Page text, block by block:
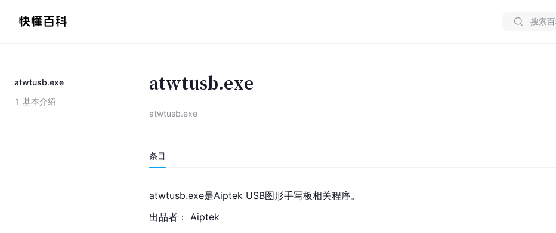
atwtusb.exe
1 基本介绍
atwtusb.exe
atwtusb.exe
条目
atwtusb.exe是Aiptek USB图形手写板相关程序。
出品者： Aiptek